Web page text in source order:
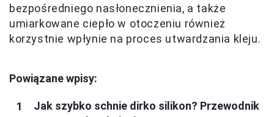
bezpośredniego nasłonecznienia, a także
umiarkowane ciepło w otoczeniu również
korzystnie wpłynie na proces utwardzania kleju.
Powiązane wpisy:
Jak szybko schnie dirko silikon? Przewodnik